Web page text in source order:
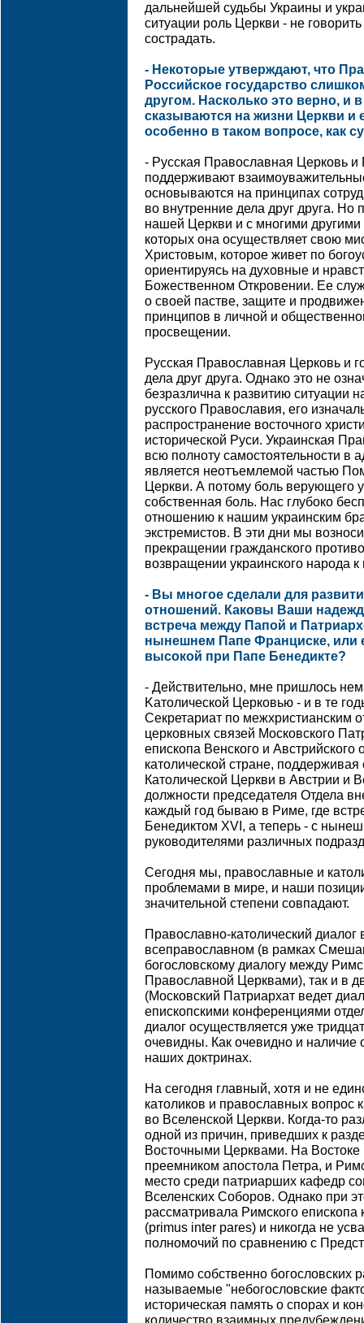
дальнейшей судьбы Украины и
ситуации роль Церкви - не
сострадать.
- Некоторые утверждают, что
Российское государство
другом. Насколько это верно, и
сказываются на жизни Церкви и
особенно в таком вопросе, как
- Русская Православная Церковь и
поддерживают
основываются на принципах
во внутренние дела друг друга.
нашей Церкви и с многими другими
которых она осуществляет свою
Христовым, которое живет по
ориентируясь на духовные и
Божественном Откровении. Ее
о своей пастве, защите и
принципов в личной и
просвещении.
Русская Православная Церковь и
дела друг друга. Однако это не
безразлична к развитию ситуации
русского Православия, его
распространение восточного
исторической Руси. Украинская
всю полноту самостоятельности в
является неотъемлемой частью
Церкви. А потому боль верующего
собственная боль. Нас глубоко
отношению к нашим украинским
экстремистов. В эти дни мы
прекращении гражданского
возвращении украинского народа
- Вы многое сделали для
отношений. Каковы Ваши
встреча между Папой и
нынешнем Папе Франциске, или
высокой при Папе Бенедикте?
- Действительно, мне пришлось
Kатолической Церковью - и в те
Секретариат по межхристианским
церковных связей Московского
епископа Венского и
католической стране,
Католической Церкви в Австрии и
должности председателя Отдела
каждый год бываю в Риме, где
Бенедиктом XVI, а теперь - с
руководителями различных
Сегодня мы, православные и
проблемами в мире, и наши
значительной степени совпадают.
Православно-католический диалог
всеправославном (в рамках
богословскому диалогу между
Православной Церквами), так и в
(Московский Патриархат ведет
епископскими конференциями
диалог осуществляется уже
очевидны. Как очевидно и
наших доктринах.
На сегодня главный, хотя и не
католиков и православных вопрос
во Вселенской Церкви. Когда-то
одной из причин, приведших к
Восточными Церквами. На Востоке
преемником апостола Петра, и
место среди патриарших кафедр
Вселенских Соборов. Однако при
рассматривала Римского епископа
(primus inter pares) и никогда не
полномочий по сравнению с
Помимо собственно богословских
называемые "небогословские
историческая память о спорах и
количество взаимных